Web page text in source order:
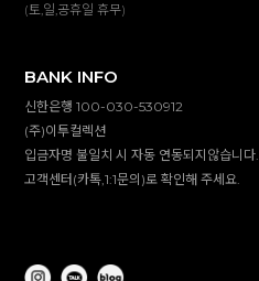
(토,일,공휴일 휴무)
BANK INFO
신한은행 100-030-530912
(주)이투컬렉션
입금자명 불일치 시 자동 연동되지않습니다.
고객센터(카톡,1:1문의)로 확인해 주세요.